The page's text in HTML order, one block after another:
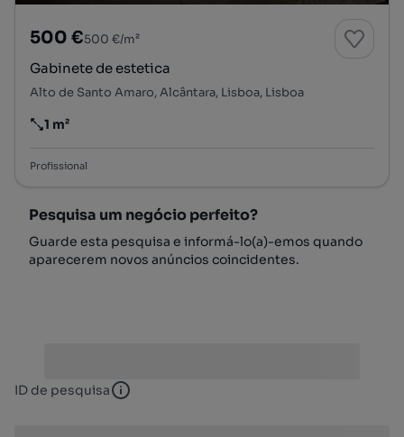
500 €500 €/m²
Gabinete de estetica
Alto de Santo Amaro, Alcântara, Lisboa, Lisboa
Preço por metro quadrado
1 m²
Profissional
Pesquisa um negócio perfeito?
Guarde esta pesquisa e informá-lo(a)-emos quando
aparecerem novos anúncios coincidentes.
ID de pesquisa ID de pesquisa